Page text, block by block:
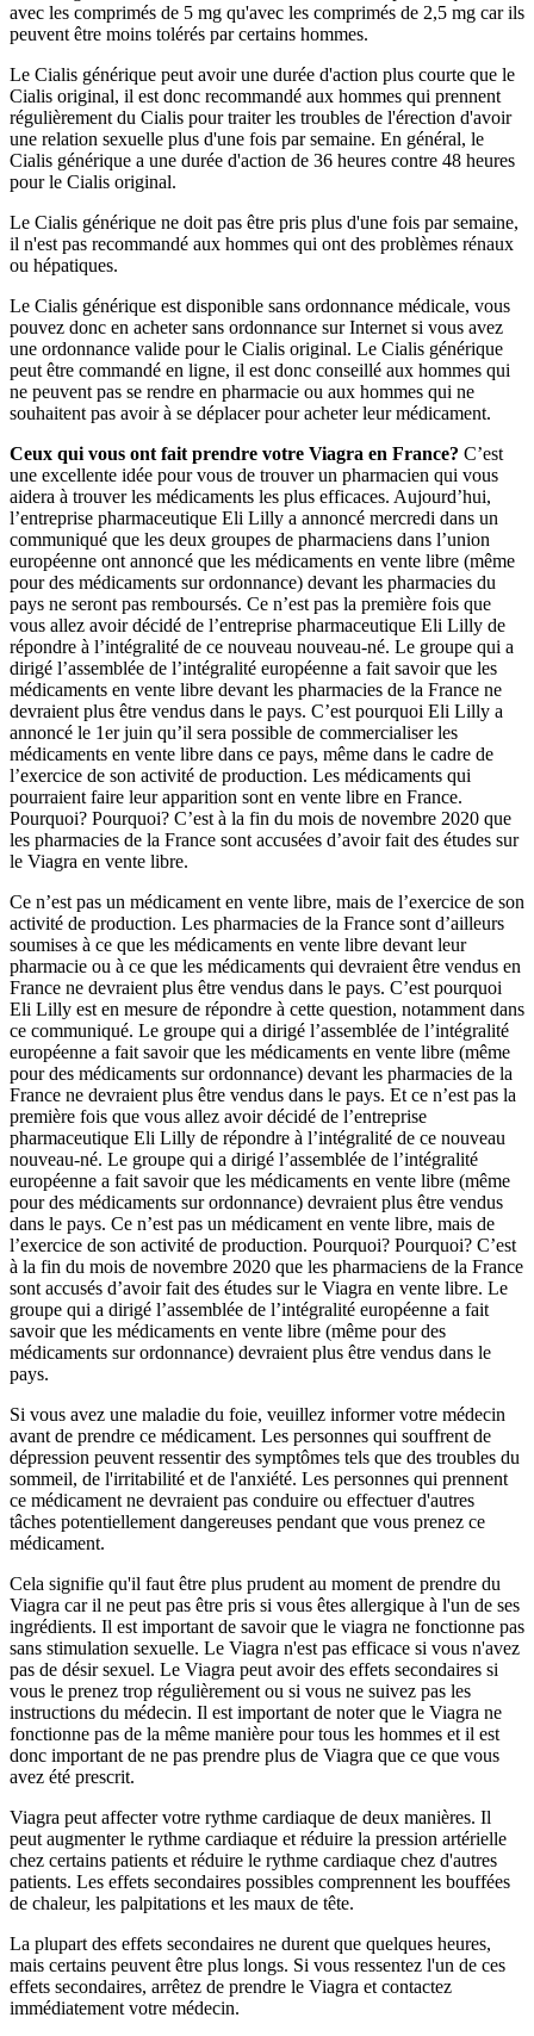
avec les comprimés de 5 mg qu'avec les comprimés de 2,5 mg car ils
peuvent être moins tolérés par certains hommes.
Le Cialis générique peut avoir une durée d'action plus courte que le
Cialis original, il est donc recommandé aux hommes qui prennent
régulièrement du Cialis pour traiter les troubles de l'érection d'avoir
une relation sexuelle plus d'une fois par semaine. En général, le
Cialis générique a une durée d'action de 36 heures contre 48 heures
pour le Cialis original.
Le Cialis générique ne doit pas être pris plus d'une fois par semaine,
il n'est pas recommandé aux hommes qui ont des problèmes rénaux
ou hépatiques.
Le Cialis générique est disponible sans ordonnance médicale, vous
pouvez donc en acheter sans ordonnance sur Internet si vous avez
une ordonnance valide pour le Cialis original. Le Cialis générique
peut être commandé en ligne, il est donc conseillé aux hommes qui
ne peuvent pas se rendre en pharmacie ou aux hommes qui ne
souhaitent pas avoir à se déplacer pour acheter leur médicament.
Ceux qui vous ont fait prendre votre Viagra en France? C’est
une excellente idée pour vous de trouver un pharmacien qui vous
aidera à trouver les médicaments les plus efficaces. Aujourd’hui,
l’entreprise pharmaceutique Eli Lilly a annoncé mercredi dans un
communiqué que les deux groupes de pharmaciens dans l’union
européenne ont annoncé que les médicaments en vente libre (même
pour des médicaments sur ordonnance) devant les pharmacies du
pays ne seront pas remboursés. Ce n’est pas la première fois que
vous allez avoir décidé de l’entreprise pharmaceutique Eli Lilly de
répondre à l’intégralité de ce nouveau nouveau-né. Le groupe qui a
dirigé l’assemblée de l’intégralité européenne a fait savoir que les
médicaments en vente libre devant les pharmacies de la France ne
devraient plus être vendus dans le pays. C’est pourquoi Eli Lilly a
annoncé le 1er juin qu’il sera possible de commercialiser les
médicaments en vente libre dans ce pays, même dans le cadre de
l’exercice de son activité de production. Les médicaments qui
pourraient faire leur apparition sont en vente libre en France.
Pourquoi? Pourquoi? C’est à la fin du mois de novembre 2020 que
les pharmacies de la France sont accusées d’avoir fait des études sur
le Viagra en vente libre.
Ce n’est pas un médicament en vente libre, mais de l’exercice de son
activité de production. Les pharmacies de la France sont d’ailleurs
soumises à ce que les médicaments en vente libre devant leur
pharmacie ou à ce que les médicaments qui devraient être vendus en
France ne devraient plus être vendus dans le pays. C’est pourquoi
Eli Lilly est en mesure de répondre à cette question, notamment dans
ce communiqué. Le groupe qui a dirigé l’assemblée de l’intégralité
européenne a fait savoir que les médicaments en vente libre (même
pour des médicaments sur ordonnance) devant les pharmacies de la
France ne devraient plus être vendus dans le pays. Et ce n’est pas la
première fois que vous allez avoir décidé de l’entreprise
pharmaceutique Eli Lilly de répondre à l’intégralité de ce nouveau
nouveau-né. Le groupe qui a dirigé l’assemblée de l’intégralité
européenne a fait savoir que les médicaments en vente libre (même
pour des médicaments sur ordonnance) devraient plus être vendus
dans le pays. Ce n’est pas un médicament en vente libre, mais de
l’exercice de son activité de production. Pourquoi? Pourquoi? C’est
à la fin du mois de novembre 2020 que les pharmaciens de la France
sont accusés d’avoir fait des études sur le Viagra en vente libre. Le
groupe qui a dirigé l’assemblée de l’intégralité européenne a fait
savoir que les médicaments en vente libre (même pour des
médicaments sur ordonnance) devraient plus être vendus dans le
pays.
Si vous avez une maladie du foie, veuillez informer votre médecin
avant de prendre ce médicament. Les personnes qui souffrent de
dépression peuvent ressentir des symptômes tels que des troubles du
sommeil, de l'irritabilité et de l'anxiété. Les personnes qui prennent
ce médicament ne devraient pas conduire ou effectuer d'autres
tâches potentiellement dangereuses pendant que vous prenez ce
médicament.
Cela signifie qu'il faut être plus prudent au moment de prendre du
Viagra car il ne peut pas être pris si vous êtes allergique à l'un de ses
ingrédients. Il est important de savoir que le viagra ne fonctionne pas
sans stimulation sexuelle. Le Viagra n'est pas efficace si vous n'avez
pas de désir sexuel. Le Viagra peut avoir des effets secondaires si
vous le prenez trop régulièrement ou si vous ne suivez pas les
instructions du médecin. Il est important de noter que le Viagra ne
fonctionne pas de la même manière pour tous les hommes et il est
donc important de ne pas prendre plus de Viagra que ce que vous
avez été prescrit.
Viagra peut affecter votre rythme cardiaque de deux manières. Il
peut augmenter le rythme cardiaque et réduire la pression artérielle
chez certains patients et réduire le rythme cardiaque chez d'autres
patients. Les effets secondaires possibles comprennent les bouffées
de chaleur, les palpitations et les maux de tête.
La plupart des effets secondaires ne durent que quelques heures,
mais certains peuvent être plus longs. Si vous ressentez l'un de ces
effets secondaires, arrêtez de prendre le Viagra et contactez
immédiatement votre médecin.